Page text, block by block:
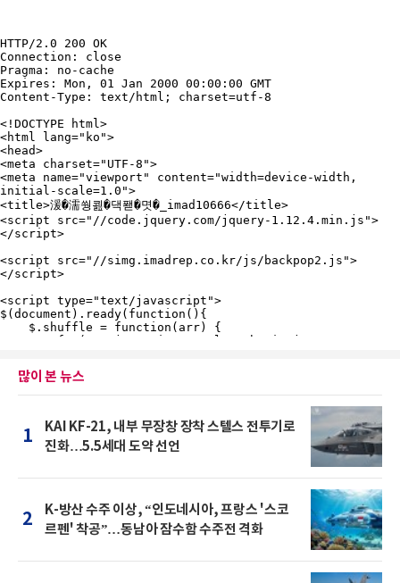
많이 본 뉴스
1
KAI KF-21, 내부 무장창 장착 스텔스 전투기로
진화…5.5세대 도약 선언
2
K-방산 수주 이상, “인도네시아, 프랑스 '스코
르펜' 착공”…동남아 잠수함 수주전 격화